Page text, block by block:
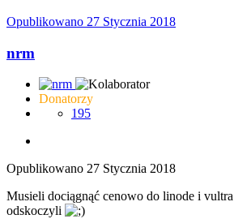
Opublikowano 27 Stycznia 2018
nrm
Donatorzy
195
Opublikowano 27 Stycznia 2018
Musieli dociągnąć cenowo do linode i vultra
odskoczyli